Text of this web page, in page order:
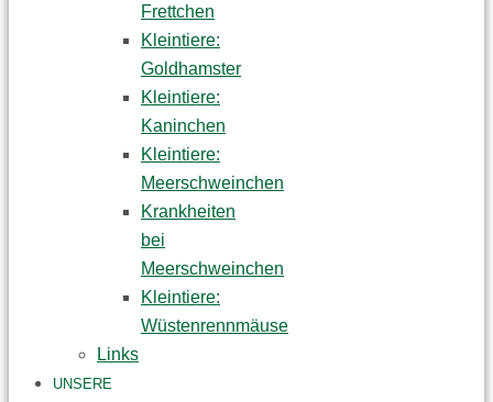
Frettchen
Kleintiere:
Goldhamster
Kleintiere:
Kaninchen
Kleintiere:
Meerschweinchen
Krankheiten
bei
Meerschweinchen
Kleintiere:
Wüstenrennmäuse
Links
UNSERE